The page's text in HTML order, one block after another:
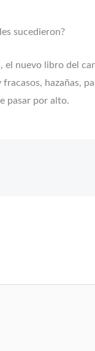
sucedieron?
nuevo libro del
hazañas,
pasar por alto.